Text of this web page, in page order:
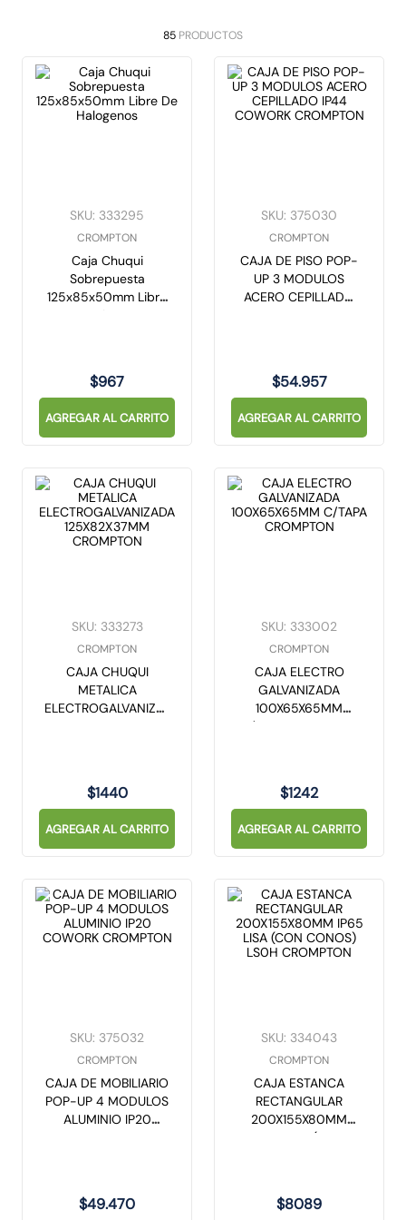
85 PRODUCTOS
SKU: 333295
CROMPTON
Caja Chuqui
Sobrepuesta
125x85x50mm Libre
$967
AGREGAR AL CARRITO
SKU: 375030
CROMPTON
CAJA DE PISO POP-
UP 3 MODULOS
ACERO CEPILLADO
$54.957
AGREGAR AL CARRITO
SKU: 333273
CROMPTON
CAJA CHUQUI
METALICA
ELECTROGALVANIZADA
$1440
AGREGAR AL CARRITO
SKU: 333002
CROMPTON
CAJA ELECTRO
GALVANIZADA
100X65X65MM
C/TAPA CROMPTON
$1242
AGREGAR AL CARRITO
SKU: 375032
CROMPTON
CAJA DE MOBILIARIO
POP-UP 4 MODULOS
ALUMINIO IP20
$49.470
SKU: 334043
CROMPTON
CAJA ESTANCA
RECTANGULAR
200X155X80MM
IP65 LISA (CON
$8089